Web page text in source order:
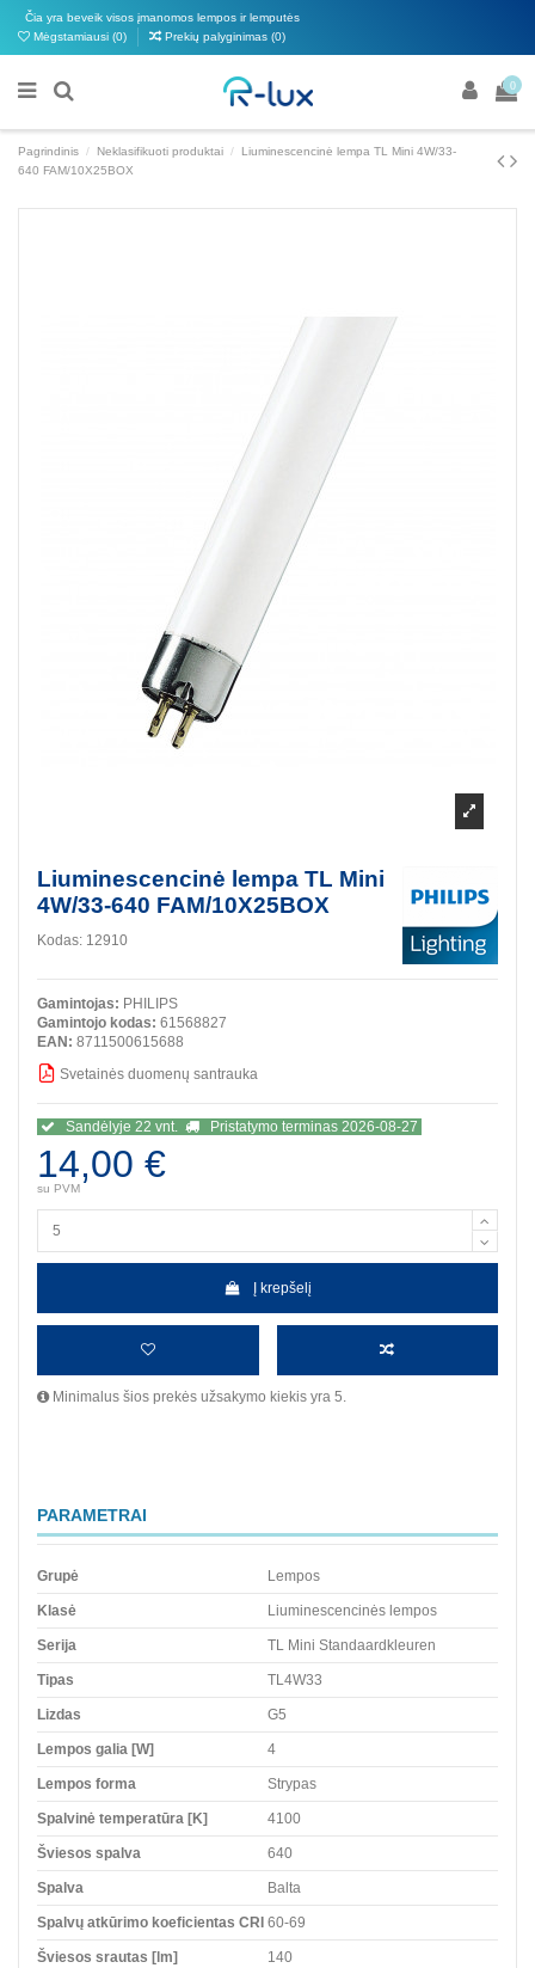
Čia yra beveik visos įmanomos lempos ir lemputės
Mėgstamiausi (0) Prekių palyginimas (0)
0
Pagrindinis Neklasifikuoti produktai
Liuminescencinė lempa TL Mini 4W/33-
640 FAM/10X25BOX
Liuminescencinė lempa TL Mini
4W/33-640 FAM/10X25BOX
Kodas: 12910
Gamintojas: PHILIPS
Gamintojo kodas: 61568827
EAN: 8711500615688
Svetainės duomenų santrauka
Sandėlyje 22 vnt. Pristatymo terminas 2026-08-27
14,00 €
su PVM
Į krepšelį
Minimalus šios prekės užsakymo kiekis yra 5.
PARAMETRAI
Grupė Lempos
Klasė Liuminescencinės lempos
Serija TL Mini Standaardkleuren
Tipas TL4W33
Lizdas G5
Lempos galia [W] 4
Lempos forma Strypas
Spalvinė temperatūra [K] 4100
Šviesos spalva 640
Spalva Balta
Spalvų atkūrimo koeficientas CRI 60-69
Šviesos srautas [lm] 140